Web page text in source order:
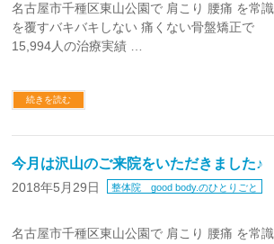
名古屋市千種区東山公園で 肩こり 腰痛 を常識
を覆すバキバキしない 痛くない骨盤矯正で
15,994人の治療実績 …
続きを読む
今月は沢山のご来院をいただきました♪
2018年5月29日 整体院 good body.のひとりごと
名古屋市千種区東山公園で 肩こり 腰痛 を常識